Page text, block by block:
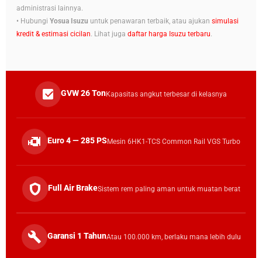
administrasi lainnya.
• Hubungi Yosua Isuzu untuk penawaran terbaik, atau ajukan simulasi
kredit & estimasi cicilan. Lihat juga daftar harga Isuzu terbaru.
GVW 26 TonKapasitas angkut terbesar di kelasnya
Euro 4 — 285 PSMesin 6HK1-TCS Common Rail VGS Turbo
Full Air BrakeSistem rem paling aman untuk muatan berat
Garansi 1 TahunAtau 100.000 km, berlaku mana lebih dulu